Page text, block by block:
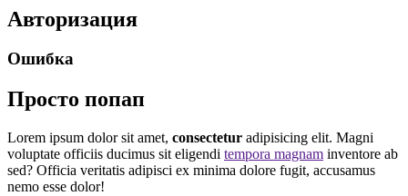
Авторизация
Ошибка
Просто попап
Lorem ipsum dolor sit amet, consectetur adipisicing elit. Magni
voluptate officiis ducimus sit eligendi tempora magnam inventore ab
sed? Officia veritatis adipisci ex minima dolore fugit, accusamus
nemo esse dolor!